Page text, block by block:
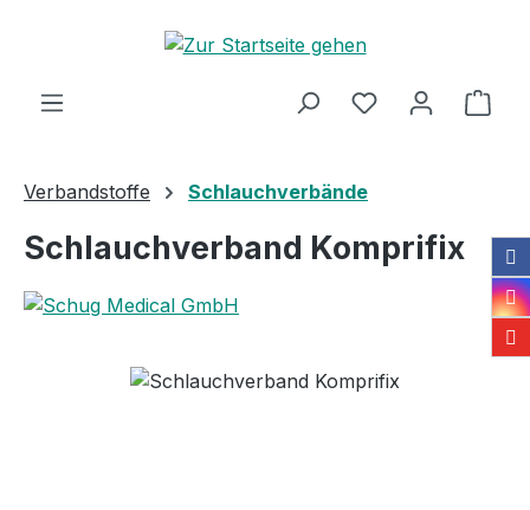
Zum Hauptinhalt springen
Verbandstoffe Schlauchverbände
Schlauchverband Komprifix
Bildergalerie überspringen